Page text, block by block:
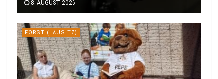
8. AUGUST 2026
FORST (LAUSITZ)